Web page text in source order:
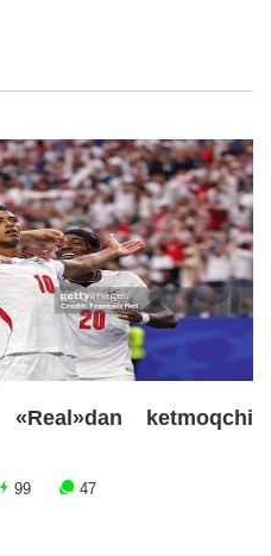
ketmoqchi
99 47